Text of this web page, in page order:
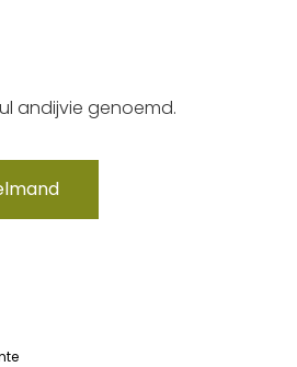
andijvie genoemd.